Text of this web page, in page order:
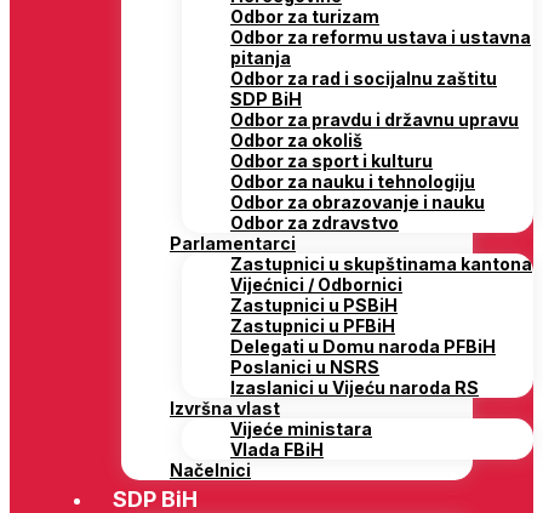
Odbor za turizam
Odbor za reformu ustava i ustavna
pitanja
Odbor za rad i socijalnu zaštitu
SDP BiH
Odbor za pravdu i državnu upravu
Odbor za okoliš
Odbor za sport i kulturu
Odbor za nauku i tehnologiju
Odbor za obrazovanje i nauku
Odbor za zdravstvo
Parlamentarci
Zastupnici u skupštinama kantona
Vijećnici / Odbornici
Zastupnici u PSBiH
Zastupnici u PFBiH
Delegati u Domu naroda PFBiH
Poslanici u NSRS
Izaslanici u Vijeću naroda RS
Izvršna vlast
Vijeće ministara
Vlada FBiH
Načelnici
SDP BiH